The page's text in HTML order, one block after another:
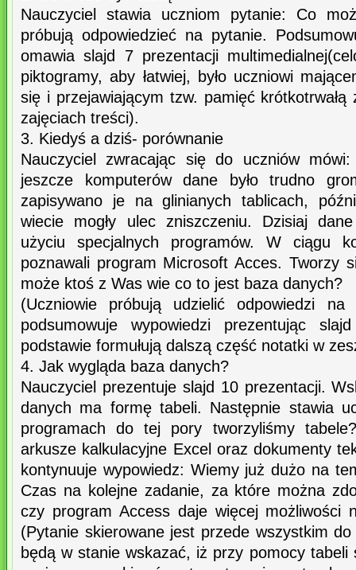
Nauczyciel stawia uczniom pytanie: Co
próbują odpowiedzieć na pytanie.
omawia slajd 7 prezentacji
piktogramy, aby łatwiej, było uczniowi
się i przejawiającym tzw. pamięć
zajęciach treści).
3. Kiedyś a dziś- porównanie
Nauczyciel zwracając się do uczniów
jeszcze komputerów dane było trudno
zapisywano je na glinianych tablicach,
wiecie mogły ulec zniszczeniu. Dzisiaj
użyciu specjalnych programów. W ciągu
poznawali program Microsoft Acces. Tworzy
może ktoś z Was wie co to jest baza danych?
(Uczniowie próbują udzielić odpowiedzi
podsumowuje wypowiedzi prezentując
podstawie formułują dalszą część notatki w
4. Jak wygląda baza danych?
Nauczyciel prezentuje slajd 10 prezentacji.
danych ma formę tabeli. Następnie stawia
programach do tej pory tworzyliśmy
arkusze kalkulacyjne Excel oraz dokumenty
kontynuuje wypowiedz: Wiemy już dużo na
Czas na kolejne zadanie, za które można
czy program Access daje więcej możliwości
(Pytanie skierowane jest przede wszystkim
będą w stanie wskazać, iż przy pomocy tabeli